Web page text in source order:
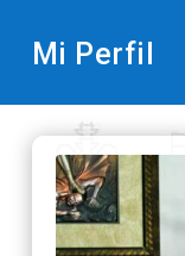
Mi Perfil